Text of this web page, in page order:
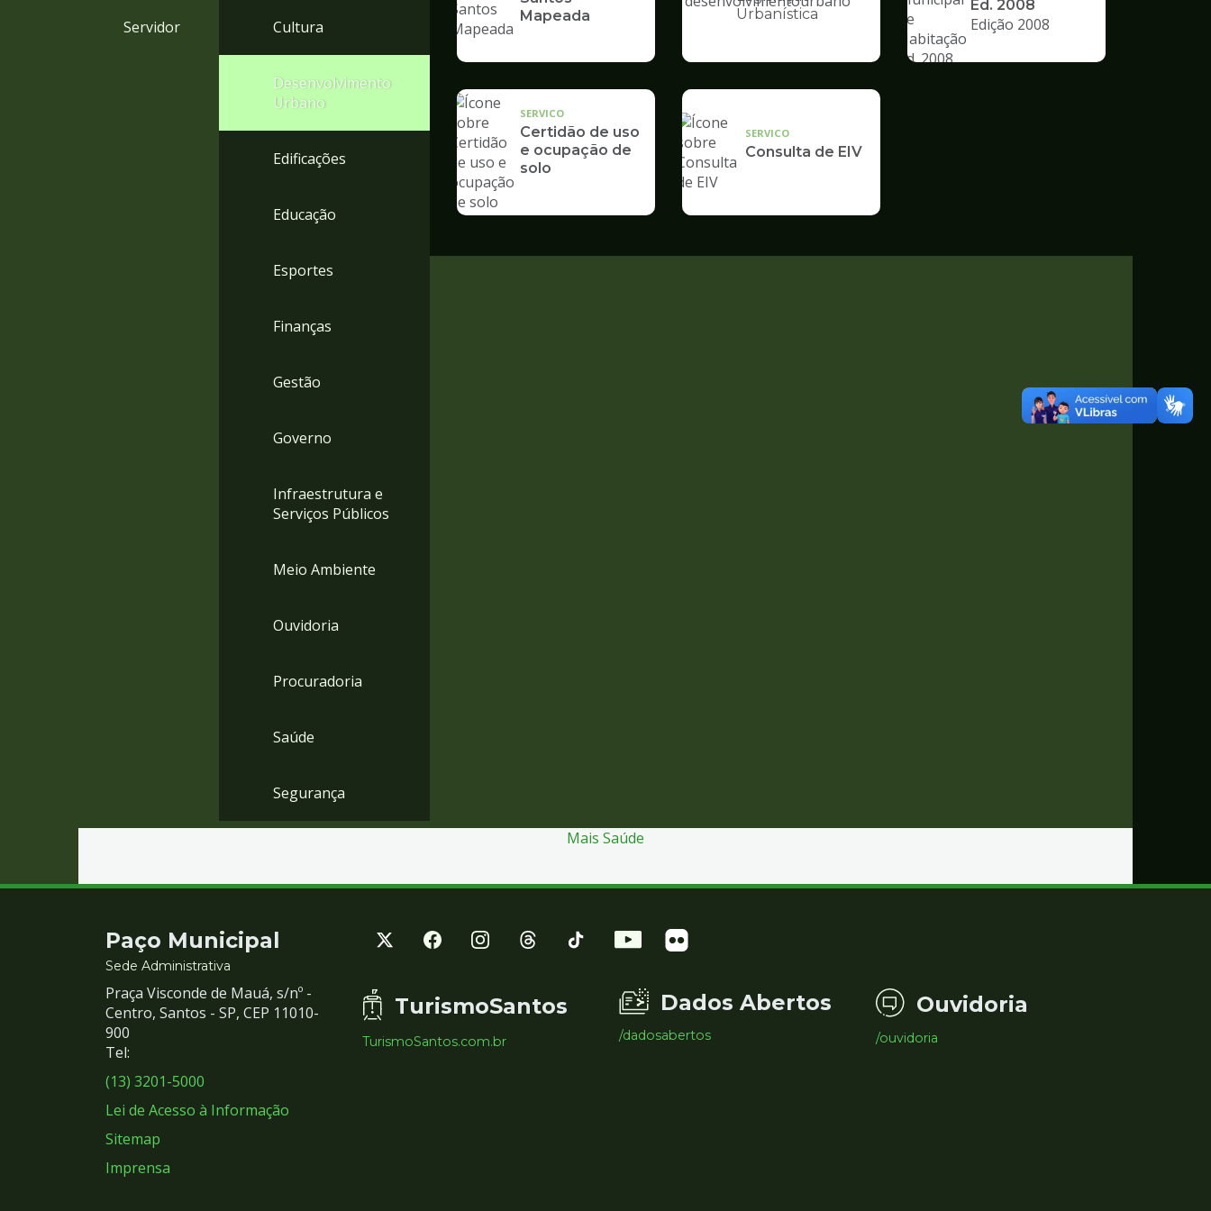
Servidor Cultura
Desenvolvimento
Urbano
Edificações
Educação
Esportes
Finanças
Gestão
Governo
Infraestrutura e
Serviços Públicos
Meio Ambiente
Ouvidoria
Procuradoria
Saúde
Segurança
Mapeada
Ilustração
de
Desenvolvimento
Urbanística
Ed. 2008
Edição 2008
SERVICO
Certidão de uso
e ocupação de
solo
SERVICO
Consulta de EIV
Mais Saúde
Contato
e
Redes
Sociais
Paço Municipal
Sede Administrativa
Praça Visconde de Mauá, s/nº -
Centro, Santos - SP, CEP 11010-
900
Tel:
(13) 3201-5000
Lei de Acesso à Informação
Sitemap
Imprensa
TurismoSantos
TurismoSantos.com.br
Dados Abertos
/dadosabertos
Ouvidoria
/ouvidoria